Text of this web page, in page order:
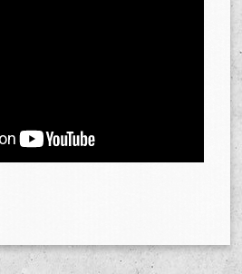
現在獲得済みのお得なクーポンを確認できま
レンタル、購入、定額見放題の購入履歴の確
認が可能です。こちらから視聴いただくと便
利です。
サイト内の閲覧履歴を確認できます。履歴の